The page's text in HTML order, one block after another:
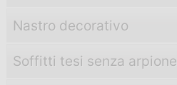
Nastro decorativo
Soffitti tesi senza arpione